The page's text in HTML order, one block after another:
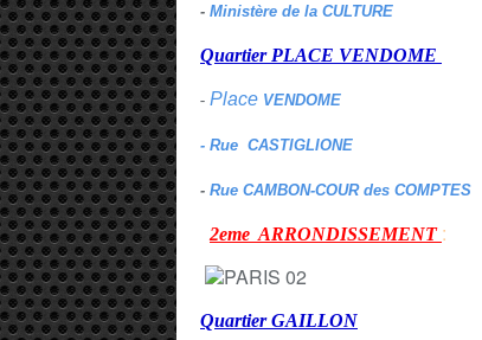
- Ministère de la CULTURE
Quartier PLACE VENDOME
- Place VENDOME
- Rue CASTIGLIONE
- Rue CAMBON-COUR des COMPTES
2eme ARRONDISSEMENT :
Quartier GAILLON